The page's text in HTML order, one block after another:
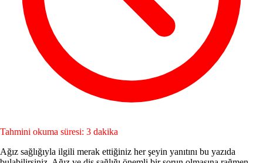
Tahmini okuma süresi: 3 dakika
Ağız sağlığıyla ilgili merak ettiğiniz her şeyin yanıtını bu yazıda